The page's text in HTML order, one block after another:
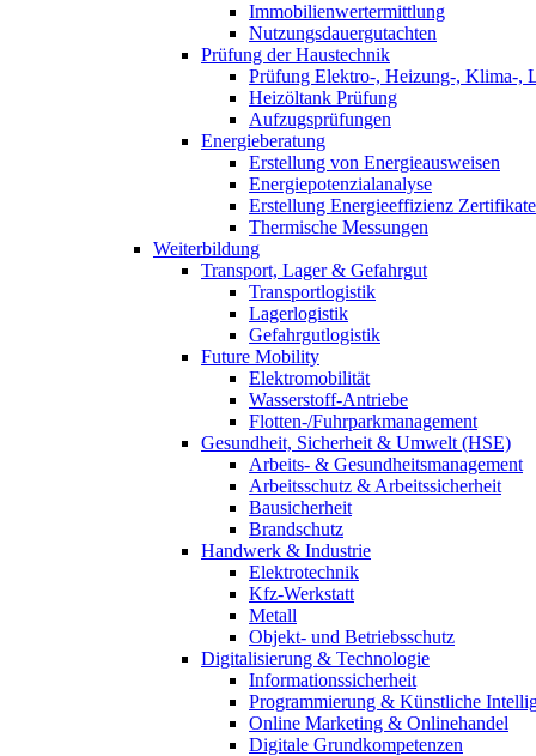
Immobilienwertermittlung
Nutzungsdauergutachten
Prüfung der Haustechnik
Prüfung Elektro-, Heizung-, Klima-,
Heizöltank Prüfung
Aufzugsprüfungen
Energieberatung
Erstellung von Energieausweisen
Energiepotenzialanalyse
Erstellung Energieeffizienz Zertifikate
Thermische Messungen
Weiterbildung
Transport, Lager & Gefahrgut
Transportlogistik
Lagerlogistik
Gefahrgutlogistik
Future Mobility
Elektromobilität
Wasserstoff-Antriebe
Flotten-/Fuhrparkmanagement
Gesundheit, Sicherheit & Umwelt (HSE)
Arbeits- & Gesundheitsmanagement
Arbeitsschutz & Arbeitssicherheit
Bausicherheit
Brandschutz
Handwerk & Industrie
Elektrotechnik
Kfz-Werkstatt
Metall
Objekt- und Betriebsschutz
Digitalisierung & Technologie
Informationssicherheit
Programmierung & Künstliche
Online Marketing & Onlinehandel
Digitale Grundkompetenzen